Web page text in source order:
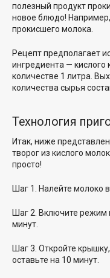
полезный продукт
новое блюдо!
прокисшего молока.
Рецепт предполагает
ингредиента — кислого
количестве 1 литра.
количества сырья
Технология
Итак, ниже
творог из кислого
просто!
Шаг 1. Налейте молоко
Шаг 2. Включите режим
минут.
Шаг 3. Откройте
оставьте на 10 минут.